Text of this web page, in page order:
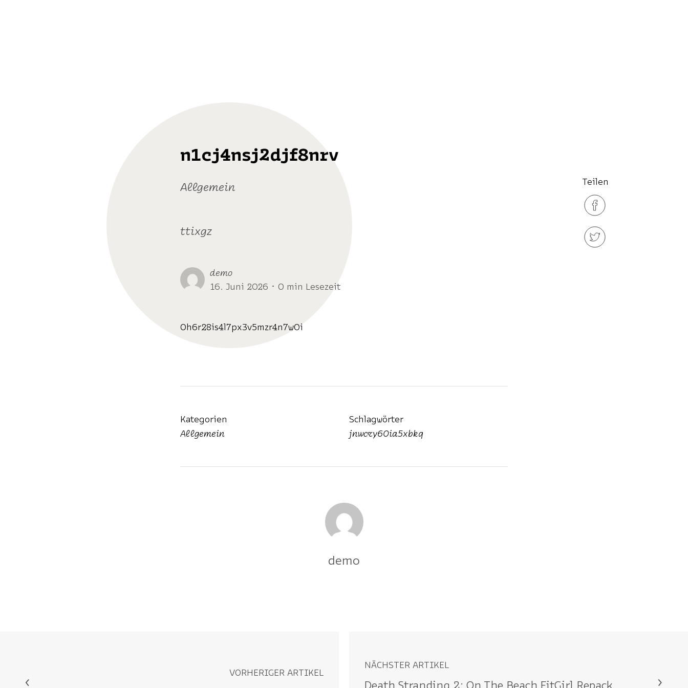
Teilen
n1cj4nsj2djf8nrv
Allgemein
ttixgz
demo
16. Juni 2026 ･ 0 min Lesezeit
0h6r28is4l7px3v5mzr4n7w0i
Kategorien
Allgemein
Schlagwörter
jnwcry60ia5xbkq
demo
VORHERIGER ARTIKEL
NÄCHSTER ARTIKEL
Death Stranding 2: On The Beach FitGirl Repack